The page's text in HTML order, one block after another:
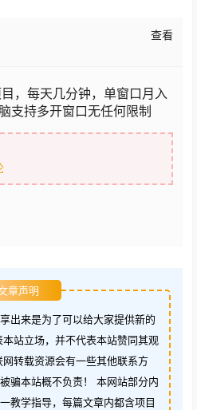
查看
，每天几分钟，单窗口月入
支持多开窗口无任何限制
章声明
出来是为了可以给大家提供新的
站立场，并不代表本站赞同其观
转载资源会有一些其他联系方
骗本站概不负责！ 本网站部分内
教学指导，每篇文章内都含项目